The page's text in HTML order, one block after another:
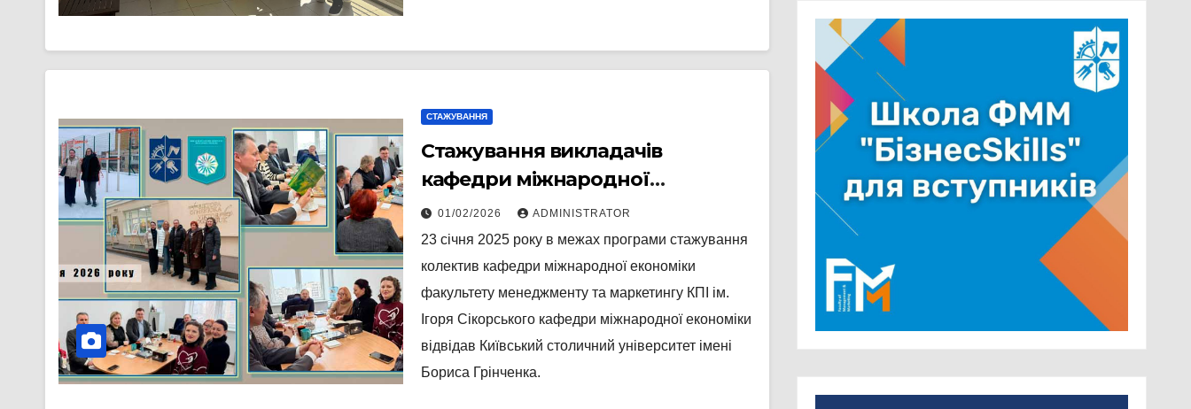
СТАЖУВАННЯ
Стажування викладачів
кафедри міжнародної
економіки ФММ у Київському
столичному університеті ім. Б.
Грінченка
01/02/2026 ADMINISTRATOR
23 січня 2025 року в межах програми стажування
колектив кафедри міжнародної економіки
факультету менеджменту та маркетингу КПІ ім.
Ігоря Сікорського кафедри міжнародної економіки
відвідав Київський столичний університет імені
Бориса Грінченка.